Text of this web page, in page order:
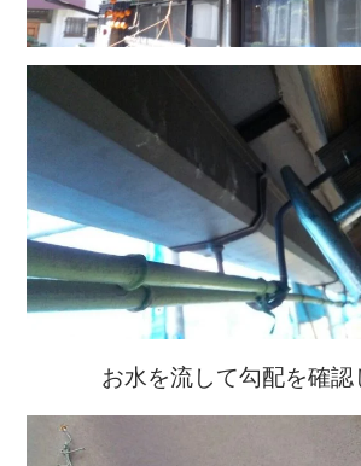
お水を流して勾配を確認